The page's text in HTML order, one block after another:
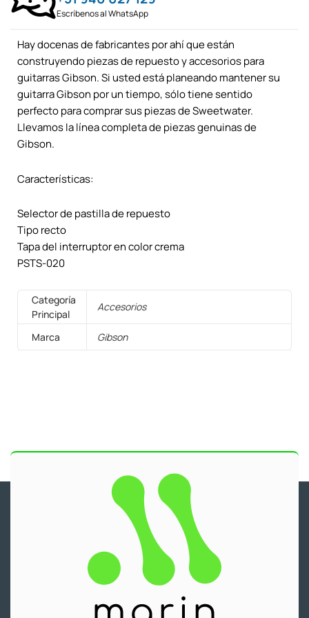
Escríbenos al WhatsApp
Hay docenas de fabricantes por ahí que están
construyendo piezas de repuesto y accesorios para
guitarras Gibson. Si usted está planeando mantener su
guitarra Gibson por un tiempo, sólo tiene sentido
perfecto para comprar sus piezas de Sweetwater.
Llevamos la línea completa de piezas genuinas de
Gibson.
Características:
Selector de pastilla de repuesto
Tipo recto
Tapa del interruptor en color crema
PSTS-020
Categoría
Principal
Accesorios
Marca Gibson